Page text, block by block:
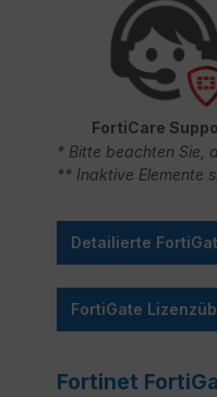
FortiCare
* Bitte beachten Sie,
** Inaktive Elemente
Detailierte
FortiGate
Fortinet